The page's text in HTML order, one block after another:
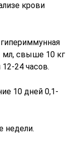
крови
мл, свыше 10 кг
24 часов.
10 дней 0,1-
недели.